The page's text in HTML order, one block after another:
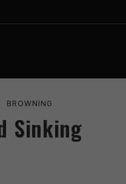
BROWNING
Sinking